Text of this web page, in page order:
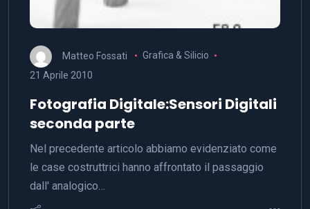
Matteo Fossati
Grafica & Silicio
21 Aprile 2010
Fotografia Digitale:Sensori Digitali
seconda parte
Nel precedente articolo abbiamo evidenziato come
le case costruttrici hanno affrontato il passaggio
dall' analogico…